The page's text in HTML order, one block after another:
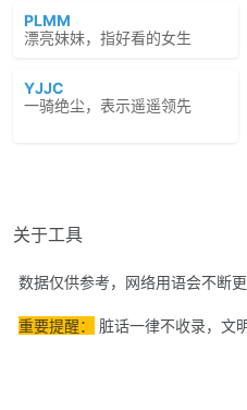
PLMM
漂亮妹妹，指好看的女生
YJJC
一骑绝尘，表示遥遥领先
关于工具
数据仅供参考，网络用语会不断
重要提醒： 脏话一律不收录，文